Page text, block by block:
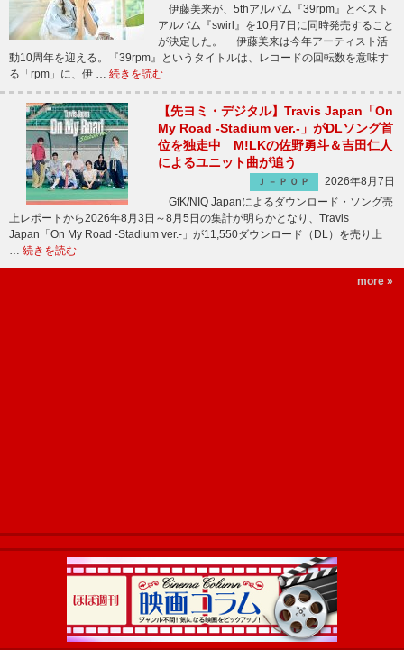
伊藤美来が、5thアルバム『39rpm』とベスト
アルバム『swirl』を10月7日に同時発売すること
が決定した。 伊藤美来は今年アーティスト活
動10周年を迎える。『39rpm』というタイトルは、レコードの回転数を意味す
る「rpm」に、伊 … 続きを読む
【先ヨミ・デジタル】Travis Japan「On
My Road -Stadium ver.-」がDLソング首
位を独走中 M!LKの佐野勇斗＆吉田仁人
によるユニット曲が追う
Ｊ－ＰＯＰ
2026年8月7日
GfK/NIQ Japanによるダウンロード・ソング売
上レポートから2026年8月3日～8月5日の集計が明らかとなり、Travis
Japan「On My Road -Stadium ver.-」が11,550ダウンロード（DL）を売り上
… 続きを読む
more »